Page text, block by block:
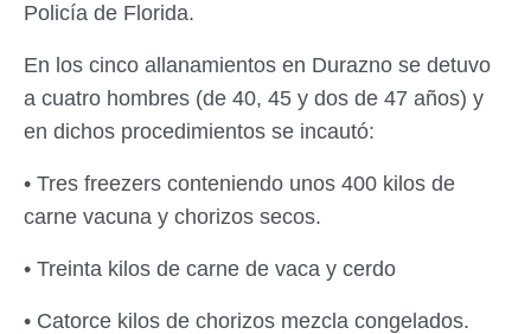
Policía de Florida.
En los cinco allanamientos en Durazno se detuvo
a cuatro hombres (de 40, 45 y dos de 47 años) y
en dichos procedimientos se incautó:
• Tres freezers conteniendo unos 400 kilos de
carne vacuna y chorizos secos.
• Treinta kilos de carne de vaca y cerdo
• Catorce kilos de chorizos mezcla congelados.